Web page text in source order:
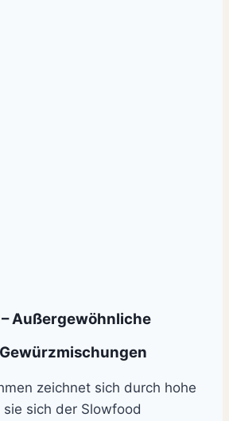
Außergewöhnliche
zeichnet sich durch hohe
sich der Slowfood